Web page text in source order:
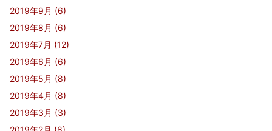
2019年9月 (6)
2019年8月 (6)
2019年7月 (12)
2019年6月 (6)
2019年5月 (8)
2019年4月 (8)
2019年3月 (3)